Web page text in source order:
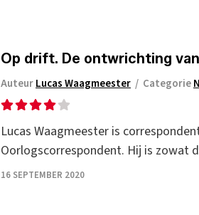
Op drift. De ontwrichting
AuteurLucas Waagmeester / Categorie
Lucas Waagmeester is
Oorlogscorrespondent. Hij is zowat
16 SEPTEMBER 2020